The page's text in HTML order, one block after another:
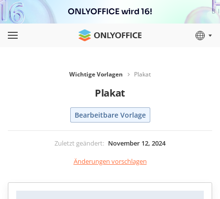
ONLYOFFICE wird 16!
Wichtige Vorlagen Pla­kat
Pla­kat
Bearbeitbare Vorlage
Zuletzt geändert: November 12, 2024
Änderungen vorschlagen